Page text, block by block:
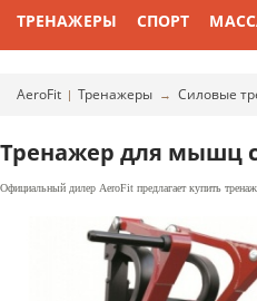
ТРЕНАЖЕРЫ СПОРТ
AeroFit | Тренажеры → Силовые
Тренажер для мышц
Официальный дилер AeroFit предлагает купить